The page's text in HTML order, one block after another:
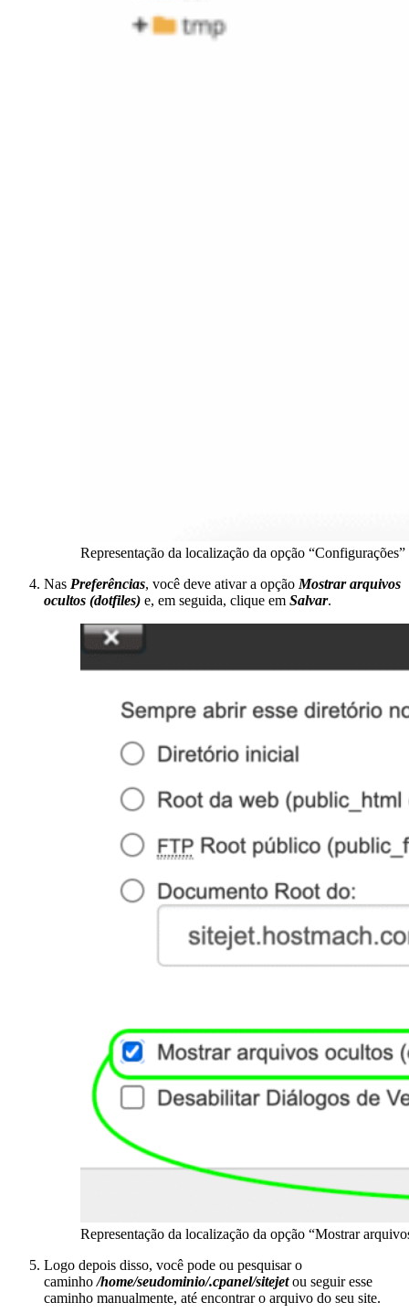
Representação da localização da opção “Configurações”
Nas Preferências, você deve ativar a opção Mostrar arquivos
ocultos (dotfiles) e, em seguida, clique em Salvar.
Representação da localização da opção “Mostrar
Logo depois disso, você pode ou pesquisar o
caminho/home/seudominio/.cpanel/sitejetou seguir esse
caminho manualmente, até encontrar o arquivo do seu site.